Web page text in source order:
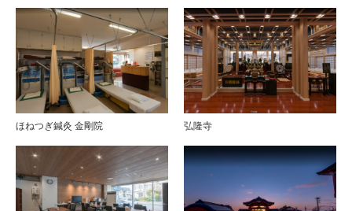
ほねつぎ鍼灸 金剛院 弘隆寺